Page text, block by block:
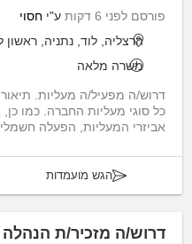
פורסם לפני 6 דקות ע"י חסוי
הרצליה, לוד, נתניה, ראשון
משרה מלאה
דרוש/ה מפעיל/ה מעליות.
כל סוגי מעליות החברה. כמו
אביזרי המעליות, הפעלה
הגש מועמדות
דרוש/ה מזכיר/ת הנהלה